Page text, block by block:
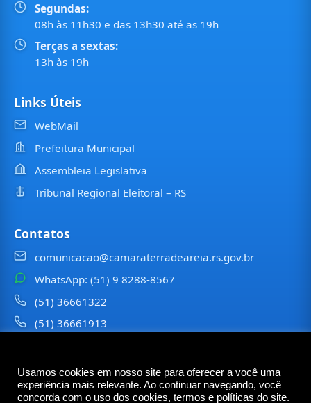
Segundas:
08h às 11h30 e das 13h30 até as 19h
Terças a sextas:
13h às 19h
Links Úteis
WebMail
Prefeitura Municipal
Assembleia Legislativa
Tribunal Regional Eleitoral – RS
Contatos
comunicacao@camaraterradeareia.rs.gov.br
WhatsApp: (51) 9 8288-8567
(51) 36661322
(51) 36661913
©2026Câmara Municipal deTerra de Areia— Todos os
direitos reservados
Usamos cookies em nosso site para oferecer a você uma
experiência mais relevante. Ao continuar navegando, você
concorda com o uso dos cookies, termos e políticas do site.